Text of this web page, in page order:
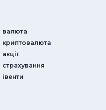
валюта
криптовалюта
акції
страхування
iвенти